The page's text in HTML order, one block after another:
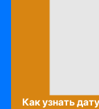
Как узнать